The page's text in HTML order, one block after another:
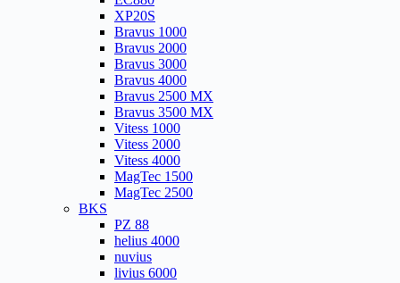
XP20S
Bravus 1000
Bravus 2000
Bravus 3000
Bravus 4000
Bravus 2500 MX
Bravus 3500 MX
Vitess 1000
Vitess 2000
Vitess 4000
MagTec 1500
MagTec 2500
BKS
PZ 88
helius 4000
nuvius
livius 6000